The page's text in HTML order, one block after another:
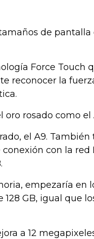
de pantalla
Force Touch
reconocer la
oro rosado como
el A9.
con la red
empezaría en
GB, igual que
a 12